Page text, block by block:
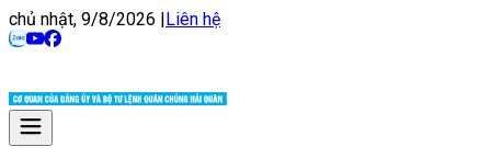
chủ nhật, 9/8/2026 |Liên hệ